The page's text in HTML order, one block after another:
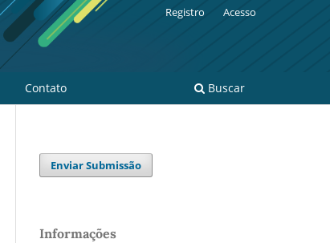
Contato Buscar
Registro Acesso
Enviar Submissão
Informações